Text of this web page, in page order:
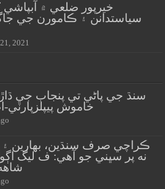
خيرپور ضلعي ۾ آبپاشي
سياستدانن ۽ ڪامورن جي
2021
سنڌ جي پاڻي تي پنجاب جي
خاموش پيپلزپارٽي-
ڪراچي صرف سنڌين، بهارين ۽
نه پر سڀني جو آهي: ف ليگ